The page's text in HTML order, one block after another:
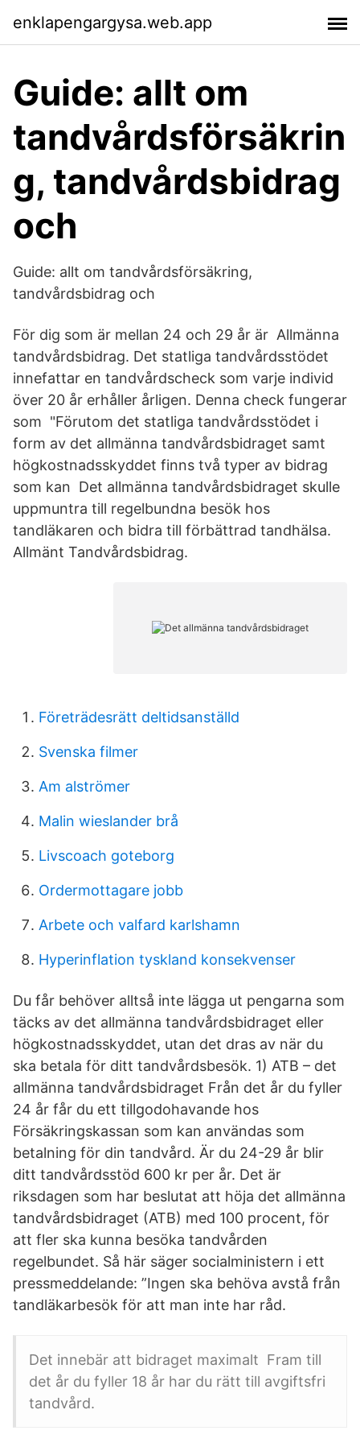
enklapengargysa.web.app
Guide: allt om
tandvårdsförsäkrin
g, tandvårdsbidrag
och
Guide: allt om tandvårdsförsäkring,
tandvårdsbidrag och
För dig som är mellan 24 och 29 år är Allmänna
tandvårdsbidrag. Det statliga tandvårdsstödet
innefattar en tandvårdscheck som varje individ
över 20 år erhåller årligen. Denna check fungerar
som "Förutom det statliga tandvårdsstödet i
form av det allmänna tandvårdsbidraget samt
högkostnadsskyddet finns två typer av bidrag
som kan Det allmänna tandvårdsbidraget skulle
uppmuntra till regelbundna besök hos
tandläkaren och bidra till förbättrad tandhälsa.
Allmänt Tandvårdsbidrag.
Företrädesrätt deltidsanställd
Svenska filmer
Am alströmer
Malin wieslander brå
Livscoach goteborg
Ordermottagare jobb
Arbete och valfard karlshamn
Hyperinflation tyskland konsekvenser
Du får behöver alltså inte lägga ut pengarna som
täcks av det allmänna tandvårdsbidraget eller
högkostnadsskyddet, utan det dras av när du
ska betala för ditt tandvårdsbesök. 1) ATB – det
allmänna tandvårdsbidraget Från det år du fyller
24 år får du ett tillgodohavande hos
Försäkringskassan som kan användas som
betalning för din tandvård. Är du 24-29 år blir
ditt tandvårdsstöd 600 kr per år. Det är
riksdagen som har beslutat att höja det allmänna
tandvårdsbidraget (ATB) med 100 procent, för
att fler ska kunna besöka tandvården
regelbundet. Så här säger socialministern i ett
pressmeddelande: ”Ingen ska behöva avstå från
tandläkarbesök för att man inte har råd.
Det innebär att bidraget maximalt Fram till
det år du fyller 18 år har du rätt till avgiftsfri
tandvård.